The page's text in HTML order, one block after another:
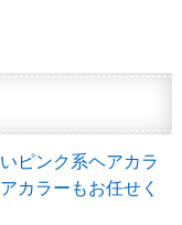
ピンク系ヘアカラ
カラーもお任せく